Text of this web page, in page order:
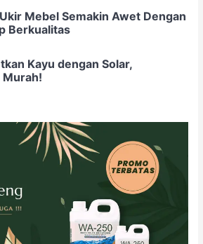
Mebel Semakin Awet Dengan
Berkualitas
Kayu dengan Solar,
Murah!